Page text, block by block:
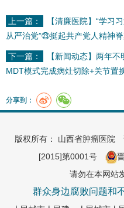
上一篇：
【清廉医院】“学习
从严治党”㉓挺起共产党人精神
下一篇：
【新闻动态】两年
MDT模式完成病灶切除+关节置
分享到：
版权所有： 山西省肿瘤医院
[2015]第0001号
请勿在本网站
群众身边腐败问题和